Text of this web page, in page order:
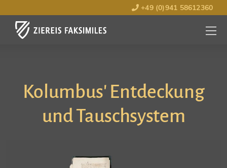
+49 (0)941 58612360
MENÜ
Kolumbus' Entdeckung
und Tauschsystem